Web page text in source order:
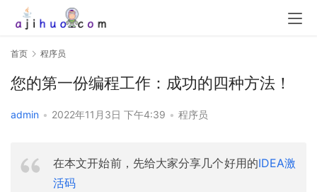
首页 程序员
您的第一份编程工作：成功的四种方法！
admin • 2022年11月3日 下午4:39 • 程序员
在本文开始前，先给大家分享几个好用的IDEA激
活码